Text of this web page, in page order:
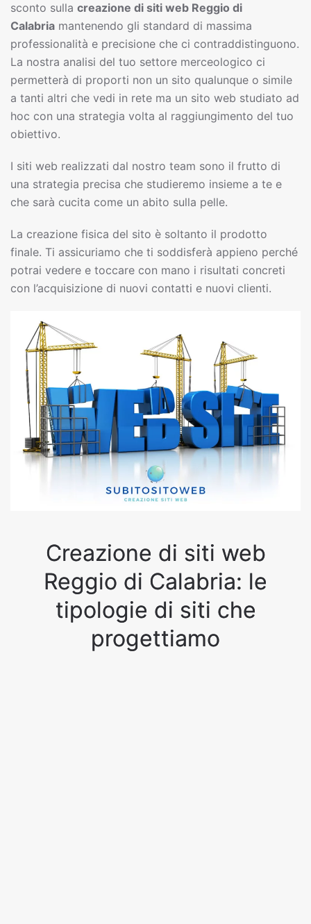
sconto sulla creazione di siti web Reggio di
Calabria mantenendo gli standard di massima
professionalità e precisione che ci contraddistinguono.
La nostra analisi del tuo settore merceologico ci
permetterà di proporti non un sito qualunque o simile
a tanti altri che vedi in rete ma un sito web studiato ad
hoc con una strategia volta al raggiungimento del tuo
obiettivo.
I siti web realizzati dal nostro team sono il frutto di
una strategia precisa che studieremo insieme a te e
che sarà cucita come un abito sulla pelle.
La creazione fisica del sito è soltanto il prodotto
finale. Ti assicuriamo che ti soddisferà appieno perché
potrai vedere e toccare con mano i risultati concreti
con l’acquisizione di nuovi contatti e nuovi clienti.
Creazione di siti web
Reggio di Calabria: le
tipologie di siti che
progettiamo